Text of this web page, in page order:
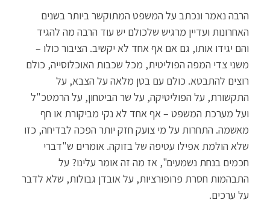
הרבה נאמר ונכתב על המשפט המתוקשר ביותר בשנים
האחרונות ועדיין מרגיש שלכולם יש עוד הרבה מה להגיד
והם יגידו אותו, גם אם אף אחד לא יקשיב. הציבור כולו –
משני צדי המפה הפוליטית, מכל שכבות האוכלוסייה, כולם
רוצים להתבטא. כולם עם בטן מלאה על הצבא, על
התקשורת, על הפוליטיקה, על שר הביטחון, על הרמטכ"ל
ועל מערכת המשפט – אף אחד לא נקי מביקורת או חף
מאשמה. התחרות על מי צועק חזק יותר הפכה לבדיחה, כזו
שלא הולמת אפילו עטיפה של בזוקה. אומרים ש"דברי
חכמים בנחת נשמעים", אז מה זה אומר עלינו? על
התבהמות חסרת פרופורציות, על אובדן גבולות, שלא לדבר
על ערכים.